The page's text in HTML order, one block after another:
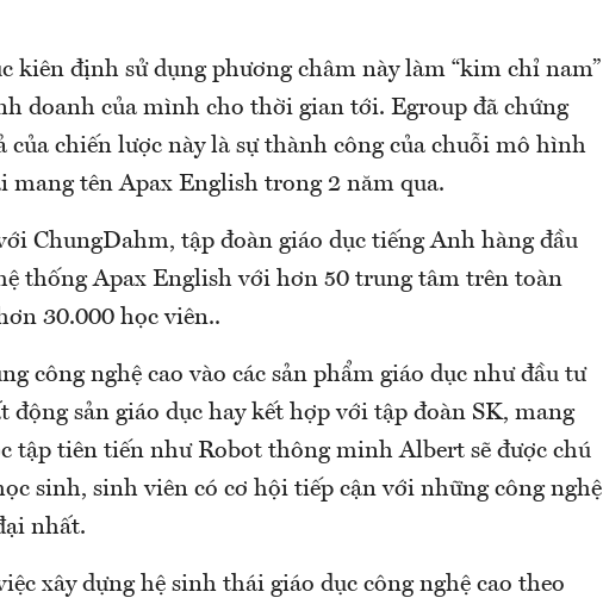
kiên định sử dụng phương châm này làm “kim chỉ nam”
doanh của mình cho thời gian tới. Egroup đã chứng
của chiến lược này là sự thành công của chuỗi mô hình
mang tên Apax English trong 2 năm qua.
ChungDahm, tập đoàn giáo dục tiếng Anh hàng đầu
thống Apax English với hơn 50 trung tâm trên toàn
30.000 học viên..
công nghệ cao vào các sản phẩm giáo dục như đầu tư
sản giáo dục hay kết hợp với tập đoàn SK, mang
tập tiên tiến như Robot thông minh Albert sẽ được chú
sinh, sinh viên có cơ hội tiếp cận với những công nghệ
nhất.
xây dựng hệ sinh thái giáo dục công nghệ cao theo